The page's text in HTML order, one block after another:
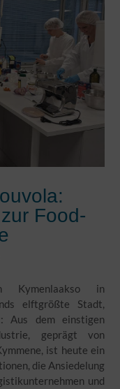
Food-
Kymenlaakso in
elftgrößte Stadt,
Aus dem einstigen
geprägt von
ist heute ein
die Ansiedelung
und